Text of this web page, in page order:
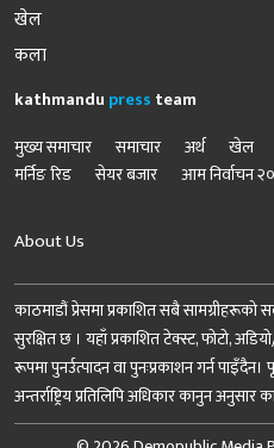
खेल
कला
kathmandu press team
मुख्य समाचार
समाचार अर्थ खेल
मर्निङ रिड
सेयर बजार आम निर्वाचन
About Us
काठमाडौं प्रेसमा प्रकाशित सबै सामग्रीहरूको
सुरक्षित छ । यहाँ प्रकाशित टेक्स्ट, फोटो,
रूपमा पुनर्उत्पादन वा पुनःप्रकाशन गर्न पाइँदैन।
अन्तर्राष्ट्रिय प्रतिलिपि अधिकार कानुन अनुसार